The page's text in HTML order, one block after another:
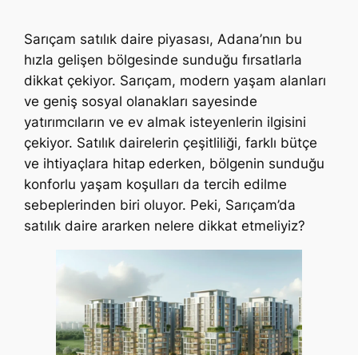
Sarıçam satılık daire piyasası, Adana’nın bu
hızla gelişen bölgesinde sunduğu fırsatlarla
dikkat çekiyor. Sarıçam, modern yaşam alanları
ve geniş sosyal olanakları sayesinde
yatırımcıların ve ev almak isteyenlerin ilgisini
çekiyor. Satılık dairelerin çeşitliliği, farklı bütçe
ve ihtiyaçlara hitap ederken, bölgenin sunduğu
konforlu yaşam koşulları da tercih edilme
sebeplerinden biri oluyor. Peki, Sarıçam’da
satılık daire ararken nelere dikkat etmeliyiz?